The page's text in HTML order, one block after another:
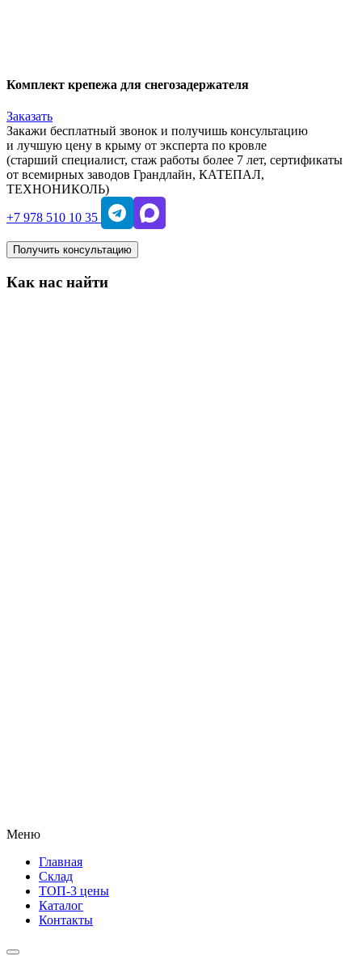
Комплект крепежа для снегозадержателя
Заказать
Закажи бесплатный звонок и получишь консультацию
и лучшую цену в крыму от эксперта по кровле
(старший специалист, стаж работы более 7 лет, сертификаты
от всемирных заводов Грандлайн, КАТЕПАЛ,
ТЕХНОНИКОЛЬ)
+7 978 510 10 35
Получить консультацию
Как нас найти
Меню
Главная
Склад
ТОП-3 цены
Каталог
Контакты